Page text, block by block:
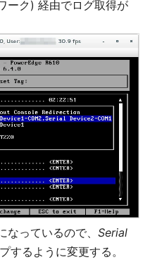
ーク) 経由でログ取得が
なっているので、 Serial
するように変更する。